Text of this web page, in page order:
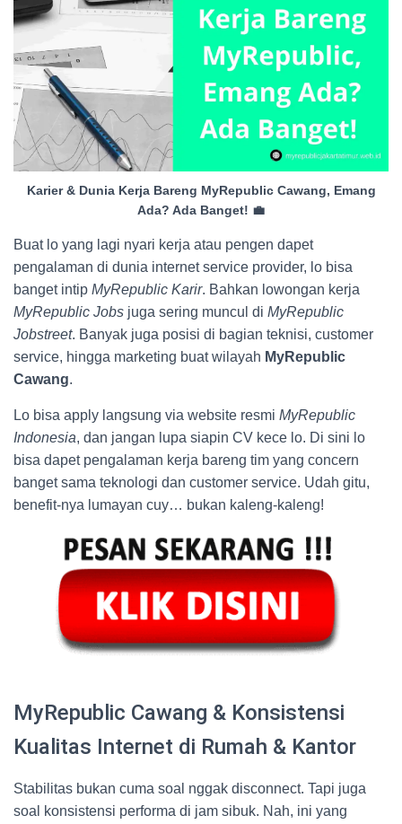
Karier & Dunia Kerja Bareng MyRepublic Cawang, Emang
Ada? Ada Banget! 💼
Buat lo yang lagi nyari kerja atau pengen dapet
pengalaman di dunia internet service provider, lo bisa
banget intip MyRepublic Karir. Bahkan lowongan kerja
MyRepublic Jobs juga sering muncul di MyRepublic
Jobstreet. Banyak juga posisi di bagian teknisi, customer
service, hingga marketing buat wilayah MyRepublic
Cawang.
Lo bisa apply langsung via website resmi MyRepublic
Indonesia, dan jangan lupa siapin CV kece lo. Di sini lo
bisa dapet pengalaman kerja bareng tim yang concern
banget sama teknologi dan customer service. Udah gitu,
benefit-nya lumayan cuy… bukan kaleng-kaleng!
MyRepublic Cawang & Konsistensi
Kualitas Internet di Rumah & Kantor
Stabilitas bukan cuma soal nggak disconnect. Tapi juga
soal konsistensi performa di jam sibuk. Nah, ini yang